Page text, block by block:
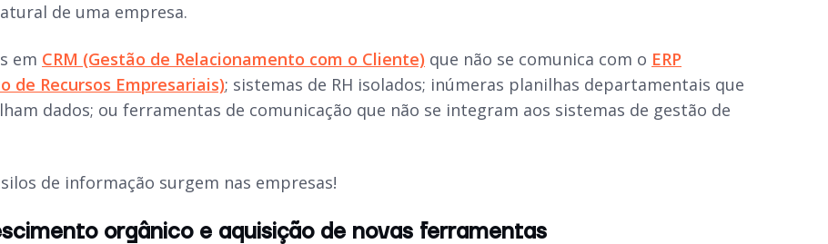
de uma empresa.
em CRM (Gestão de Relacionamento com o Cliente) que não se comunica com o ERP
de Recursos Empresariais); sistemas de RH isolados; inúmeras planilhas departamentais que
dados; ou ferramentas de comunicação que não se integram aos sistemas de gestão de
de informação surgem nas empresas!
orgânico e aquisição de novas ferramentas